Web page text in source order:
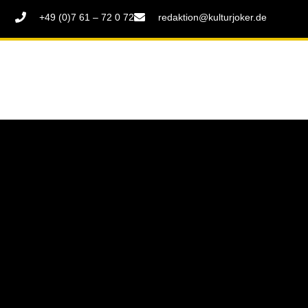
+49 (0)7 61 – 72 0 72 redaktion@kulturjoker.de